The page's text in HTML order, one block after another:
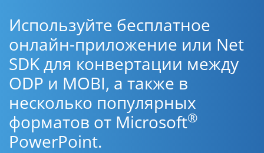
Используйте бесплатное
онлайн-приложение или Net
SDK для конвертации между
ODP и MOBI, а также в
несколько популярных
форматов от Microsoft®
PowerPoint.